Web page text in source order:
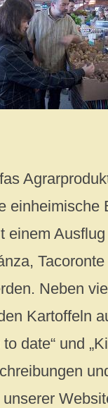
einheimische
einem
Neben
Kartoffeln
date“ und